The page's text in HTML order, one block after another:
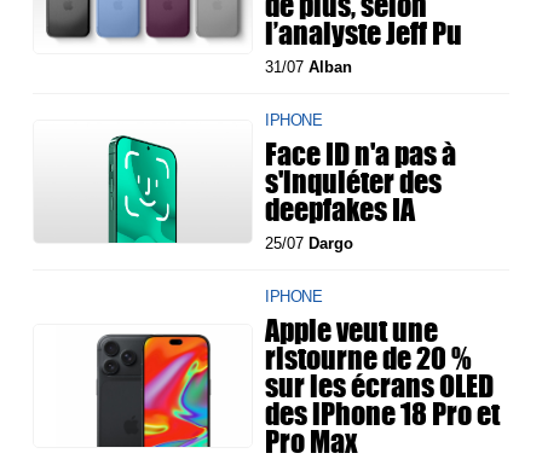
l’analyste Jeff Pu
31/07Alban
IPHONE
Face ID n'a pas à
s'inquiéter des
deepfakes IA
25/07 Dargo
IPHONE
Apple veut une
ristourne de 20 %
sur les écrans OLED
des iPhone 18 Pro et
Pro Max